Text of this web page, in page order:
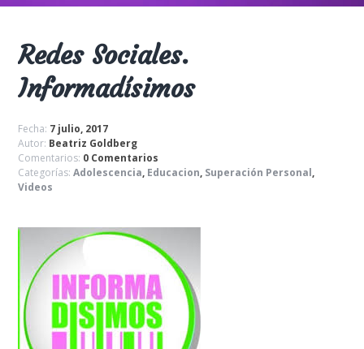
Redes Sociales.
Informadísimos
Fecha: 7 julio, 2017
Autor: Beatriz Goldberg
Comentarios: 0 Comentarios
Categorías:Adolescencia, Educacion, Superación Personal,
Videos